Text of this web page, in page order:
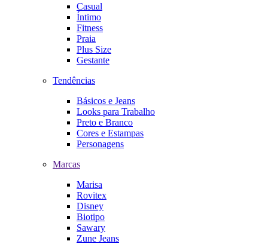
Casual
Íntimo
Fitness
Praia
Plus Size
Gestante
Tendências
Básicos e Jeans
Looks para Trabalho
Preto e Branco
Cores e Estampas
Personagens
Marcas
Marisa
Rovitex
Disney
Biotipo
Sawary
Zune Jeans